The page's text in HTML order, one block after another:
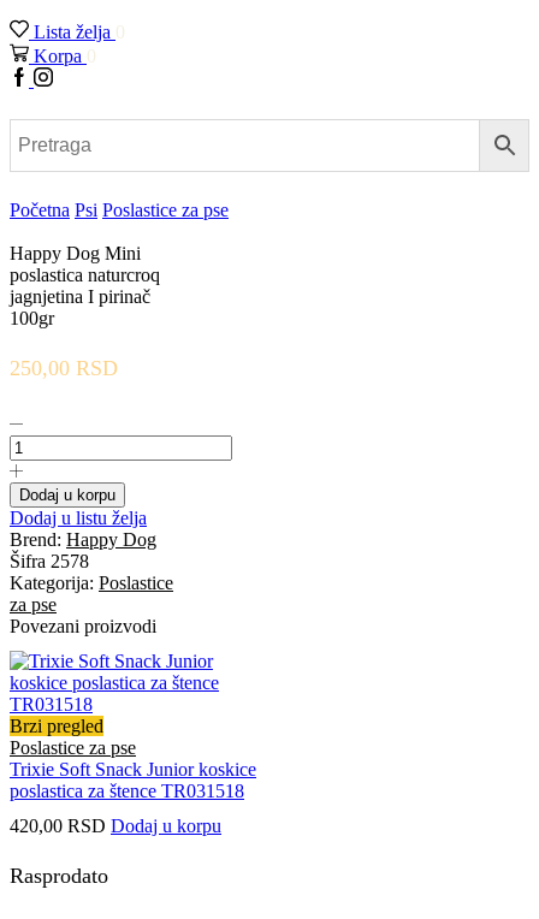
Lista želja 0
Korpa 0
Facebook
Instagram
Početna Psi Poslastice za pse
Happy Dog Mini
poslastica naturcroq
jagnjetina I pirinač
100gr
250,00 RSD
Happy
Mini
poslastica
naturcroq
jagnjetina
I
pirinač
100gr
količina
Dodaj u korpu
Dodaj u listu želja
Brend: Happy Dog
Šifra 2578
Kategorija: Poslastice
za pse
Povezani proizvodi
Brzi pregled
Poslastice za pse
Trixie Soft Snack Junior koskice
poslastica za štence TR031518
420,00 RSD Dodaj u korpu
Rasprodato